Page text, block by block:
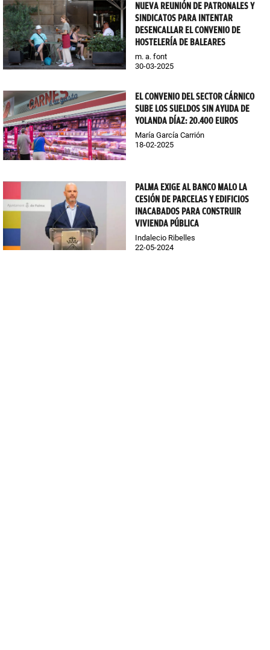
NUEVA REUNIÓN DE PATRONALES Y
SINDICATOS PARA INTENTAR
DESENCALLAR EL CONVENIO DE
HOSTELERÍA DE BALEARES
m. a. font
30-03-2025
EL CONVENIO DEL SECTOR CÁRNICO
SUBE LOS SUELDOS SIN AYUDA DE
YOLANDA DÍAZ: 20.400 EUROS
María García Carrión
18-02-2025
PALMA EXIGE AL BANCO MALO LA
CESIÓN DE PARCELAS Y EDIFICIOS
INACABADOS PARA CONSTRUIR
VIVIENDA PÚBLICA
Indalecio Ribelles
22-05-2024